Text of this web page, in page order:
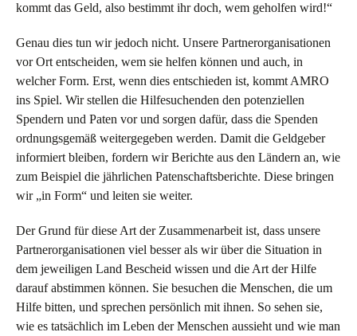
kommt das Geld, also bestimmt ihr doch, wem geholfen wird!“
Genau dies tun wir jedoch nicht. Unsere Partnerorganisationen
vor Ort entscheiden, wem sie helfen können und auch, in
welcher Form. Erst, wenn dies entschieden ist, kommt AMRO
ins Spiel. Wir stellen die Hilfesuchenden den potenziellen
Spendern und Paten vor und sorgen dafür, dass die Spenden
ordnungsgemäß weitergegeben werden. Damit die Geldgeber
informiert bleiben, fordern wir Berichte aus den Ländern an, wie
zum Beispiel die jährlichen Patenschaftsberichte. Diese bringen
wir „in Form“ und leiten sie weiter.
Der Grund für diese Art der Zusammenarbeit ist, dass unsere
Partnerorganisationen viel besser als wir über die Situation in
dem jeweiligen Land Bescheid wissen und die Art der Hilfe
darauf abstimmen können. Sie besuchen die Menschen, die um
Hilfe bitten, und sprechen persönlich mit ihnen. So sehen sie,
wie es tatsächlich im Leben der Menschen aussieht und wie man